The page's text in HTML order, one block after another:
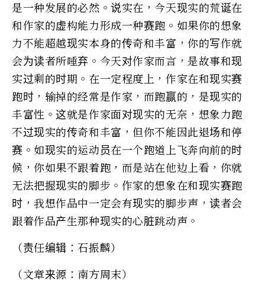
是一种发展的必然。说实在，今天现实的荒诞在
和作家的虚构能力形成一种赛跑。如果你的想象
力不能超越现实本身的传奇和丰富，你的写作就
会为读者所唾弃。今天对作家而言，是故事和现
实过剩的时期。在一定程度上，作家在和现实赛
跑时，输掉的经常是作家，而跑赢的，是现实的
丰富性。这就是作家面对现实的无奈，想象力跑
不过现实的传奇和丰富，但你不能因此退场和停
赛。如现实的运动员在一个跑道上飞奔向前的时
候，你如果不跟着跑，而是站在他边上看，你就
无法把握现实的脚步。作家的想象在和现实赛跑
时，我想作品中一定会有现实的脚步声，读者会
跟着作品产生那种现实的心脏跳动声。
（责任编辑：石振麟）
（文章来源：南方周末）